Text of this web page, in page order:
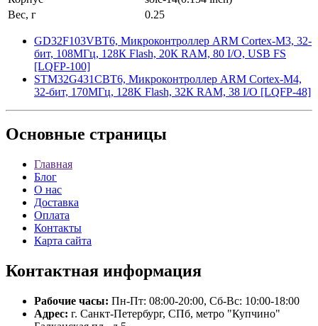
Вес, г
0.25
GD32F103VBT6, Микроконтроллер ARM Cortex-M3, 32-
бит, 108МГц, 128К Flash, 20К RAM, 80 I/O, USB FS
[LQFP-100]
STM32G431CBT6, Микроконтроллер ARM Cortex-M4,
32-бит, 170МГц, 128K Flash, 32К RAM, 38 I/O [LQFP-48]
Основные страницы
Главная
Блог
О нас
Доставка
Оплата
Контакты
Карта сайта
Контактная информация
Рабочие часы: Пн-Пт: 08:00-20:00, Сб-Вс: 10:00-18:00
Адрес: г. Санкт-Петербург, СПб, метро "Купчино"